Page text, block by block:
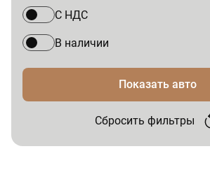
С НДС
В наличии
Показать авто
Сбросить фильтры